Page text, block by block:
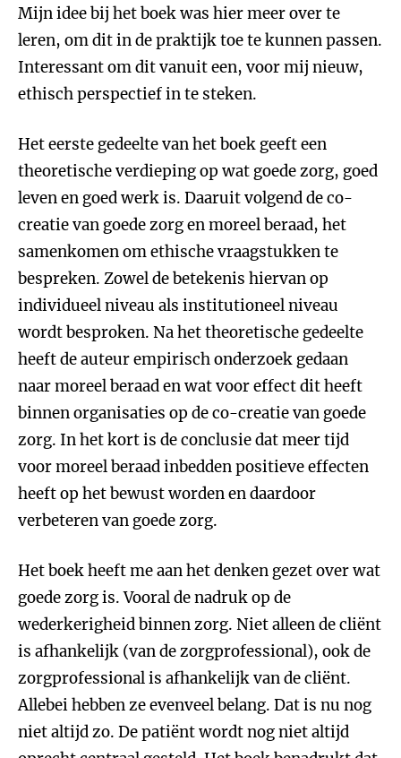
Mijn idee bij het boek was hier meer over te
leren, om dit in de praktijk toe te kunnen passen.
Interessant om dit vanuit een, voor mij nieuw,
ethisch perspectief in te steken.
Het eerste gedeelte van het boek geeft een
theoretische verdieping op wat goede zorg, goed
leven en goed werk is. Daaruit volgend de co-
creatie van goede zorg en moreel beraad, het
samenkomen om ethische vraagstukken te
bespreken. Zowel de betekenis hiervan op
individueel niveau als institutioneel niveau
wordt besproken. Na het theoretische gedeelte
heeft de auteur empirisch onderzoek gedaan
naar moreel beraad en wat voor effect dit heeft
binnen organisaties op de co-creatie van goede
zorg. In het kort is de conclusie dat meer tijd
voor moreel beraad inbedden positieve effecten
heeft op het bewust worden en daardoor
verbeteren van goede zorg.
Het boek heeft me aan het denken gezet over wat
goede zorg is. Vooral de nadruk op de
wederkerigheid binnen zorg. Niet alleen de cliënt
is afhankelijk (van de zorgprofessional), ook de
zorgprofessional is afhankelijk van de cliënt.
Allebei hebben ze evenveel belang. Dat is nu nog
niet altijd zo. De patiënt wordt nog niet altijd